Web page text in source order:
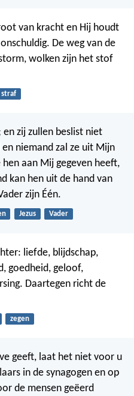
van kracht en Hij houdt
De weg van de
wolken zijn het stof
straf
en zij zullen beslist niet
niemand zal ze uit Mijn
aan Mij gegeven heeft,
kan hen uit de hand van
zijn Één.
Jezus Vader
liefde, blijdschap,
goedheid, geloof,
Daartegen richt de
zegen
geeft, laat het niet voor u
in de synagogen en op
de mensen geëerd